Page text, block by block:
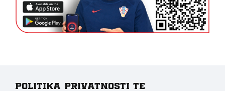
Politika privatnosti te